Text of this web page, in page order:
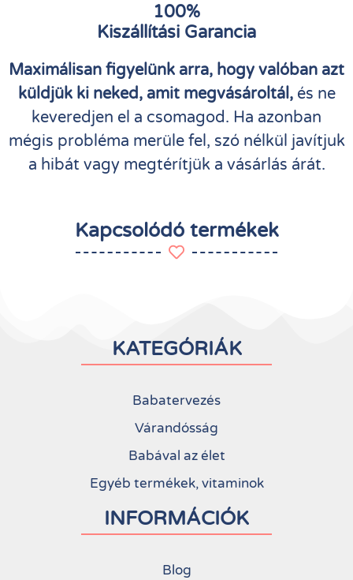
100%
Kiszállítási Garancia
Maximálisan figyelünk arra, hogy valóban azt
küldjük ki neked, amit megvásároltál, és ne
keveredjen el a csomagod. Ha azonban
mégis probléma merüle fel, szó nélkül javítjuk
a hibát vagy megtérítjük a vásárlás árát.
Kapcsolódó termékek
KATEGÓRIÁK
Babatervezés
Várandósság
Babával az élet
Egyéb termékek, vitaminok
INFORMÁCIÓK
Blog